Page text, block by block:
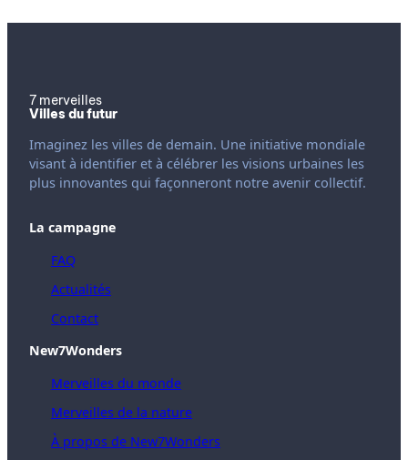
7 merveilles
Villes du futur
Imaginez les villes de demain. Une initiative mondiale
visant à identifier et à célébrer les visions urbaines les
plus innovantes qui façonneront notre avenir collectif.
La campagne
FAQ
Actualités
Contact
New7Wonders
Merveilles du monde
Merveilles de la nature
À propos de New7Wonders